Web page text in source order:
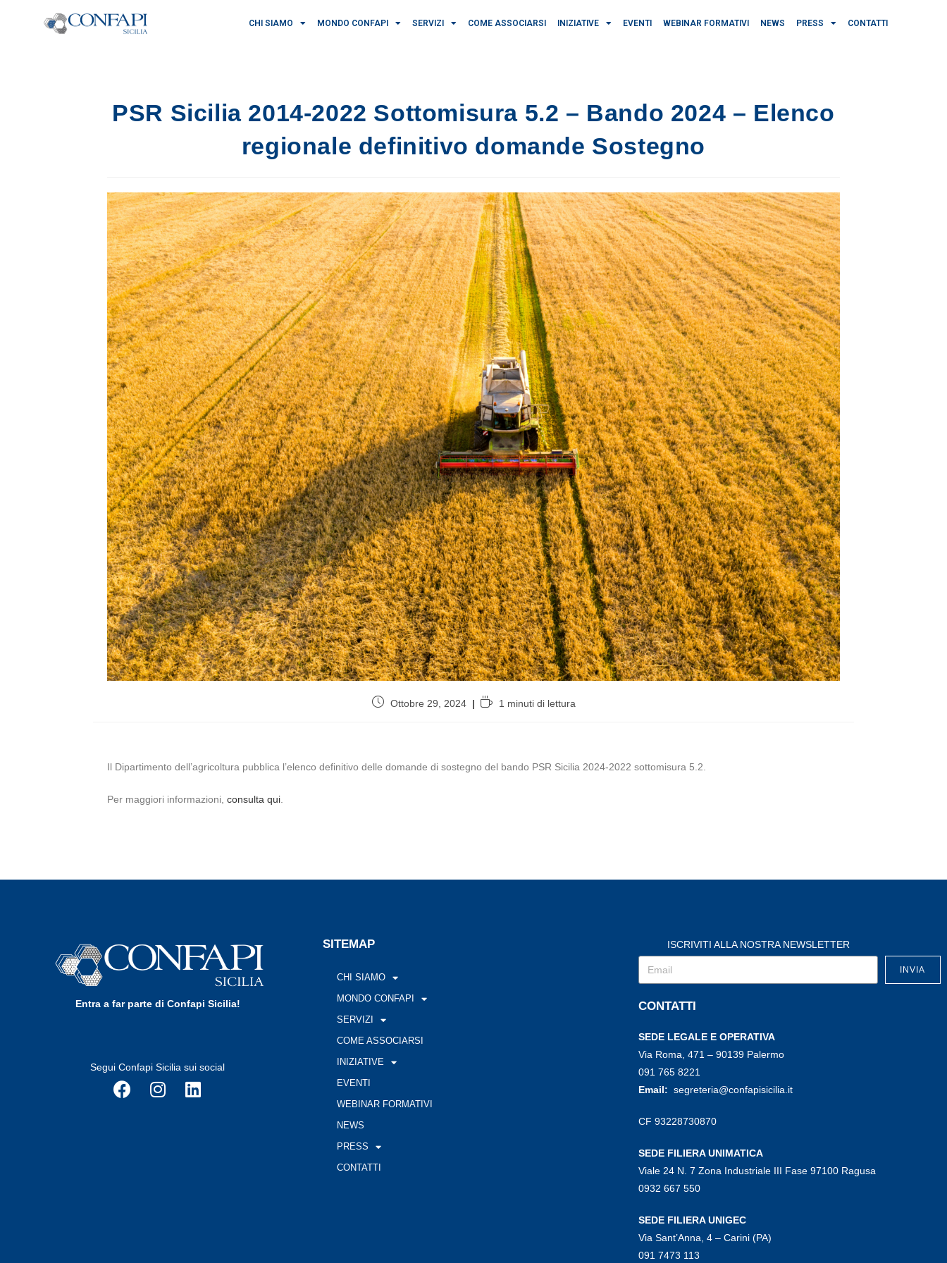
CHI SIAMO MONDO CONFAPI SERVIZI COME ASSOCIARSI INIZIATIVE EVENTI WEBINAR FORMATIVI NEWS PRESS CONTATTI
PSR Sicilia 2014-2022 Sottomisura 5.2 – Bando 2024 – Elenco
regionale definitivo domande Sostegno
Ottobre 29, 2024 1 minuti di lettura
Il Dipartimento dell’agricoltura pubblica l’elenco definitivo delle domande di sostegno del bando PSR Sicilia 2024-2022 sottomisura 5.2.
Per maggiori informazioni, consulta qui.
Entra a far parte di Confapi Sicilia!
Segui Confapi Sicilia sui social
SITEMAP
CHI SIAMO
MONDO CONFAPI
SERVIZI
COME ASSOCIARSI
INIZIATIVE
EVENTI
WEBINAR FORMATIVI
NEWS
PRESS
CONTATTI
ISCRIVITI ALLA NOSTRA NEWSLETTER
INVIA
CONTATTI
SEDE LEGALE E OPERATIVA
Via Roma, 471 – 90139 Palermo
091 765 8221
Email: segreteria@confapisicilia.it
CF 93228730870
SEDE FILIERA UNIMATICA
Viale 24 N. 7 Zona Industriale III Fase 97100 Ragusa
0932 667 550
SEDE FILIERA UNIGEC
Via Sant’Anna, 4 – Carini (PA)
091 7473 113